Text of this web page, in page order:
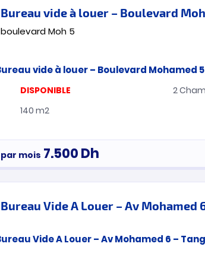
Bureau vide à louer – Boulevard
boulevard Moh 5
DISPONIBLE 2
140 m2
par mois 7.500Dh
Bureau Vide A Louer – Av Mohamed